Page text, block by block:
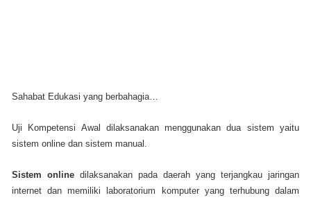
Sahabat Edukasi yang berbahagia…
Uji Kompetensi Awal dilaksanakan menggunakan dua sistem yaitu
sistem online dan sistem manual.
Sistem online dilaksanakan pada daerah yang terjangkau jaringan
internet dan memiliki laboratorium komputer yang terhubung dalam